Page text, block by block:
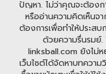
ปัญหา. ไม่ว่าคุณจะต้อง
หรืออ่านความคิดเห็น
ต้องการเพื่อทำให้ประส
ด้วยความรื่นรมย์
linksball.com ยังไม่
เว็บไซต์ได้จัดหาบทความ